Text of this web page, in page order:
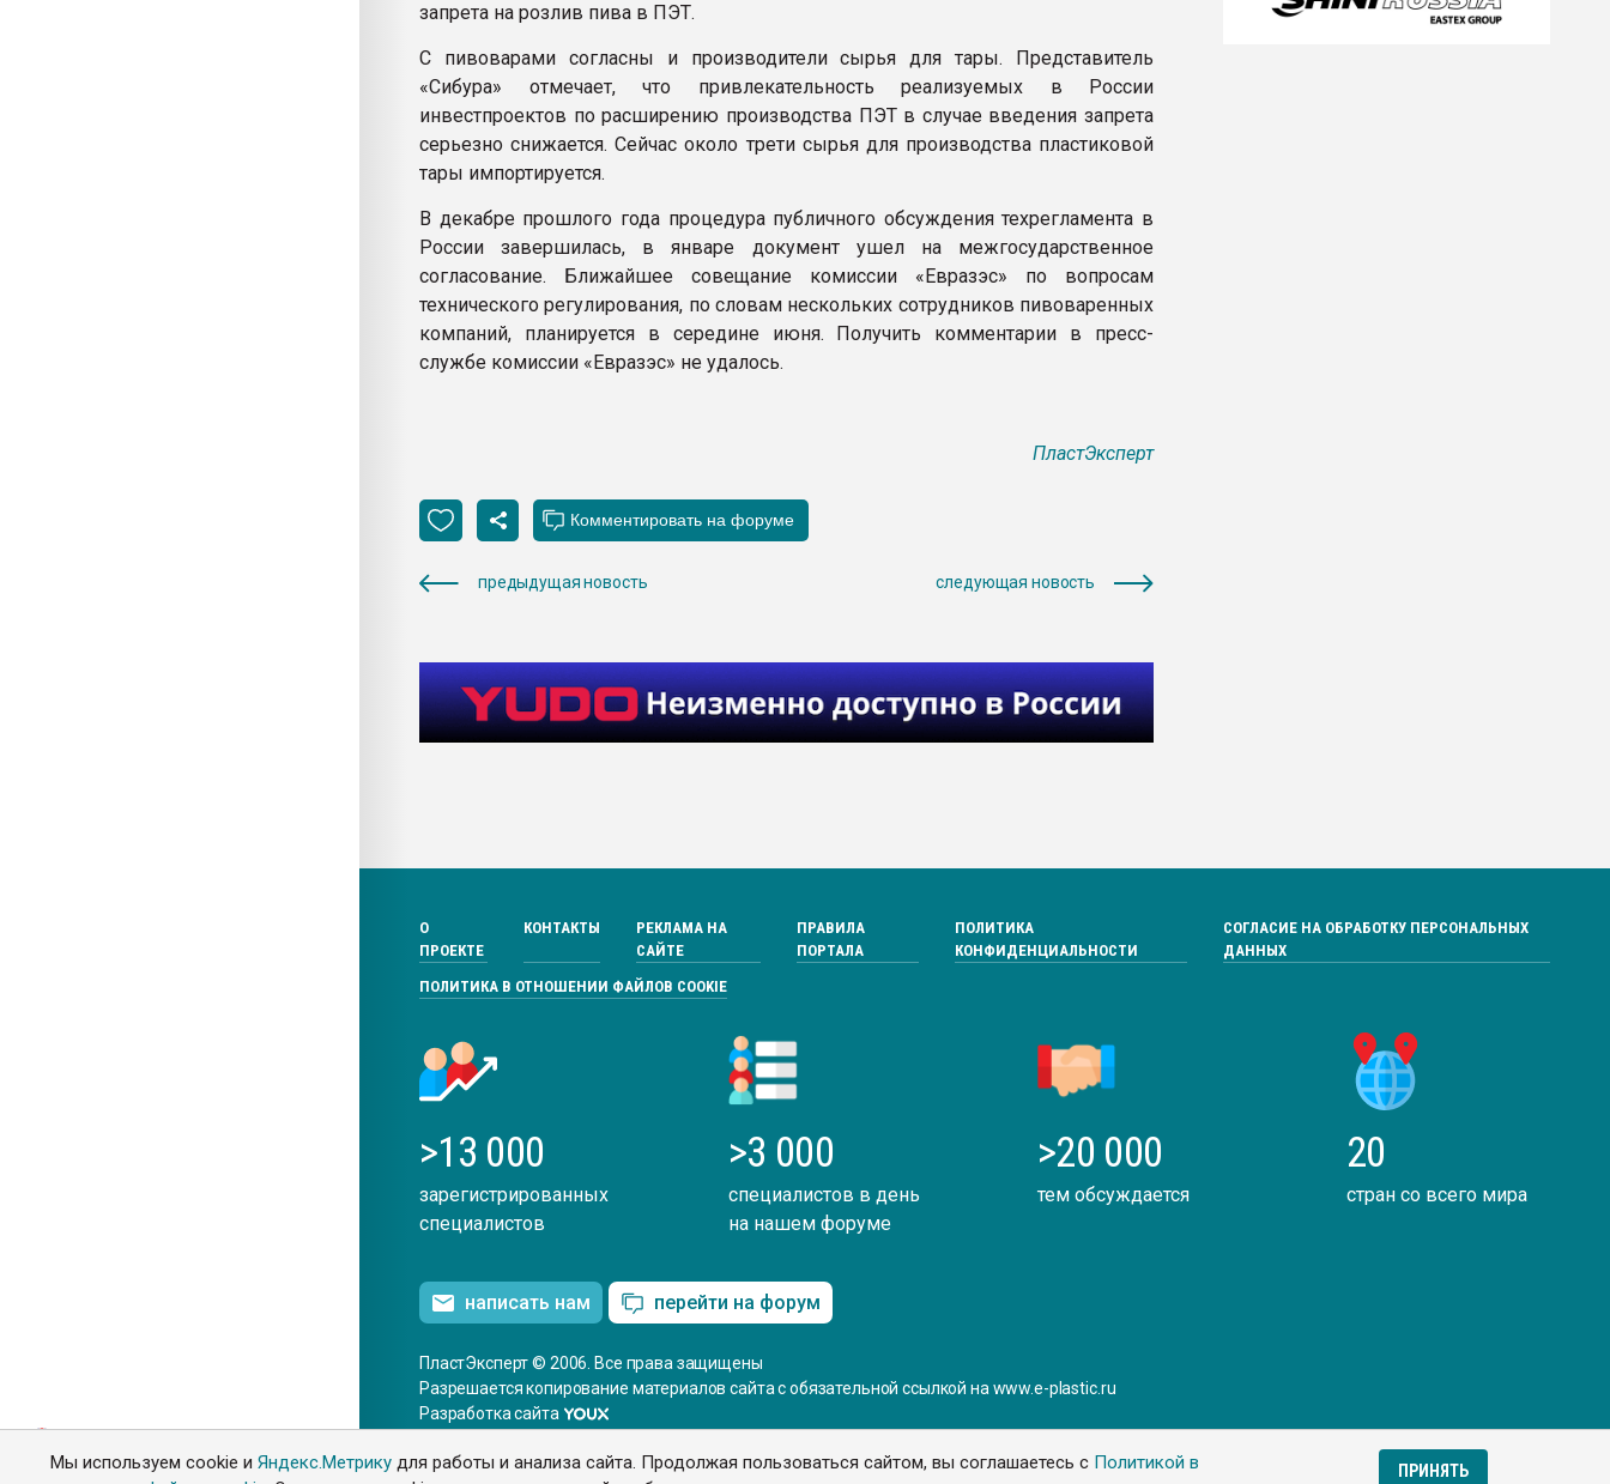
Мы используем cookie иЯндекс.Метрику для работы и анализа сайта. Продолжая пользоваться сайтом, вы соглашаетесь с Политикой в
ПРИНЯТЬ
запрета на розлив пива в ПЭТ.
С пивоварами согласны и производители сырья для тары. Представитель
«Сибура» отмечает, что привлекательность реализуемых в России
инвестпроектов по расширению производства ПЭТ в случае введения запрета
серьезно снижается. Сейчас около трети сырья для производства пластиковой
тары импортируется.
В декабре прошлого года процедура публичного обсуждения техрегламента в
России завершилась, в январе документ ушел на межгосударственное
согласование. Ближайшее совещание комиссии «Евразэс» по вопросам
технического регулирования, по словам нескольких сотрудников пивоваренных
компаний, планируется в середине июня. Получить комментарии в пресс-
службе комиссии «Евразэс» не удалось.
ПластЭксперт
предыдущая новость следующая новость
О
ПРОЕКТЕ
КОНТАКТЫ
РЕКЛАМА НА
САЙТЕ
ПРАВИЛА
ПОРТАЛА
ПОЛИТИКА
КОНФИДЕНЦИАЛЬНОСТИ
СОГЛАСИЕ НА ОБРАБОТКУ ПЕРСОНАЛЬНЫХ
ДАННЫХ
ПОЛИТИКА В ОТНОШЕНИИ ФАЙЛОВ COOKIE
>13 000
зарегистрированных
специалистов
>3 000
специалистов в день
на нашем форуме
>20 000
тем обсуждается
20
стран со всего мира
написать нам перейти на форум
ПластЭксперт © 2006. Все права защищены
Разрешается копирование материалов сайта с обязательной ссылкой на www.e-plastic.ru
Разработка сайта